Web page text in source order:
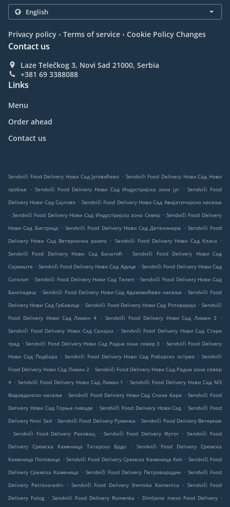
Privacy policy . Terms of service . Cookie Policy Changes
Contact us
Laze Telečkog 3, Novi Sad 21000, Serbia
+381 69 3388088
Links
Menu
Order ahead
Contact us
Sendviči Food Delivery Нови Сад Југовићево . Sendviči Food Delivery Нови Сад Ново
гробље
. Sendviči Food Delivery Нови Сад Индустријска зона југ . Sendviči Food
Delivery Нови Сад Сајлово . Sendviči Food Delivery Нови Сад Авијатичарско насеље
. Sendviči Food Delivery Нови Сад Индустријска зона Север . Sendviči Food Delivery
Нови Сад Бистрица . Sendviči Food Delivery Нови Сад Детелинара . Sendviči Food
Delivery Нови Сад Ветерничка рампа
. Sendviči Food Delivery Нови Сад Клиса
.
Sendviči Food Delivery Нови Сад Банатић
. Sendviči Food Delivery Нови Сад
Сајмиште . Sendviči Food Delivery Нови Сад Адице . Sendviči Food Delivery Нови Сад
Сателит . Sendviči Food Delivery Нови Сад Телеп . Sendviči Food Delivery Нови Сад
Бангладеш . Sendviči Food Delivery Нови Сад Адамовићево насеље . Sendviči Food
Delivery Нови Сад Грбавица . Sendviči Food Delivery Нови Сад Роткварија . Sendviči
Food Delivery Нови Сад Лиман 4
. Sendviči Food Delivery Нови Сад Лиман 3
.
Sendviči Food Delivery Нови Сад Салајка
. Sendviči Food Delivery Нови Сад Стари
град . Sendviči Food Delivery Нови Сад Радна зона север 3 . Sendviči Food Delivery
Нови Сад Подбара . Sendviči Food Delivery Нови Сад Рибарско острво . Sendviči
Food Delivery Нови Сад Лиман 2 . Sendviči Food Delivery Нови Сад Радна зона север
4 . Sendviči Food Delivery Нови Сад Лиман 1 . Sendviči Food Delivery Нови Сад МЗ
Видовданско насеље . Sendviči Food Delivery Нови Сад Слана бара . Sendviči Food
Delivery Нови Сад Горње ливаде . Sendviči Food Delivery Нови Сад . Sendviči Food
Delivery Novi Sad . Sendviči Food Delivery Руменка . Sendviči Food Delivery Ветерник
. Sendviči Food Delivery Раковац . Sendviči Food Delivery Футог . Sendviči Food
Delivery Сремска Каменица Татарско Брдо
.
Sendviči Food Delivery Сремска
Каменица Поповица . Sendviči Food Delivery Сремска Каменица Кип . Sendviči Food
Delivery Сремска Каменица
. Sendviči Food Delivery Петроварадин . Sendviči Food
Delivery Petrovaradin
. Sendviči Food Delivery Sremska Kamenica . Sendviči Food
Delivery Futog . Sendviči Food Delivery Rumenka . Dimljeno meso Food Delivery .